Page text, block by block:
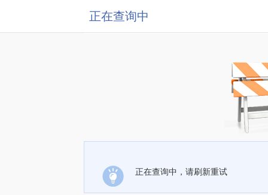
正在查询中
正在查询中，请刷新重试